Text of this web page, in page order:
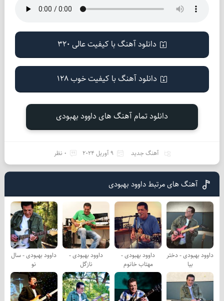
دانلود آهنگ با کیفیت عالی 320
دانلود آهنگ با کیفیت خوب 128
دانلود تمام آهنگ های داوود بهبودی
آهنگ جدید 9 آوریل 2024 0 نظر
آهنگ های مرتبط داوود بهبودی
داوود بهبودی - دختر
بیا
داوود بهبودی -
مهتاب خانوم
داوود بهبودی -
نازگل
داوود بهبودی - سال
نو